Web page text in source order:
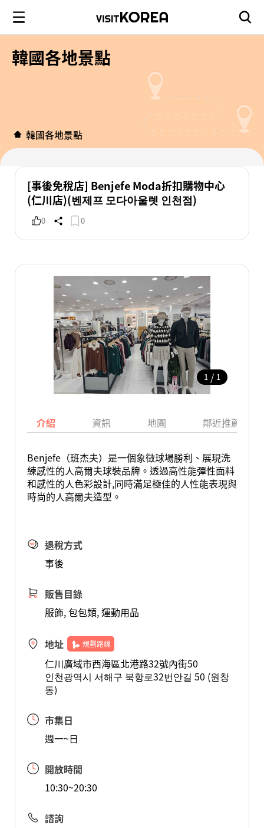
韓國各地景點
韓國各地景點
[事後免稅店] Benjefe Moda折扣購物中心
(仁川店)(벤제프 모다아울렛 인천점)
0 0
1 / 1
介紹 資訊 地圖 鄰近推薦景點
Benjefe（班杰夫）是一個象徵球場勝利、展現洗
練感性的人高爾夫球裝品牌。透過高性能彈性面料
和感性的人色彩設計,同時滿足極佳的人性能表現與
時尚的人高爾夫造型。
退稅方式
事後
販售目錄
服飾, 包包類, 運動用品
地址 規劃路線
仁川廣域市西海區北港路32號內街50
인천광역시 서해구 북항로32번안길 50 (원창
동)
市集日
週一~日
開放時間
10:30~20:30
諮詢